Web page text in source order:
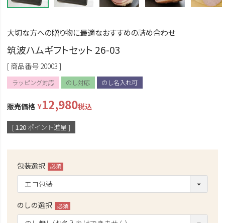
大切な方への贈り物に最適なおすすめの詰め合わせ
筑波ハムギフトセット 26-03
商品番号 20003
ラッピング対応 のし対応 のし名入れ可
販売価格 ¥12,980税込
[120 ポイント進呈 ]
包装選択
(必
須)
のしの選択
(必